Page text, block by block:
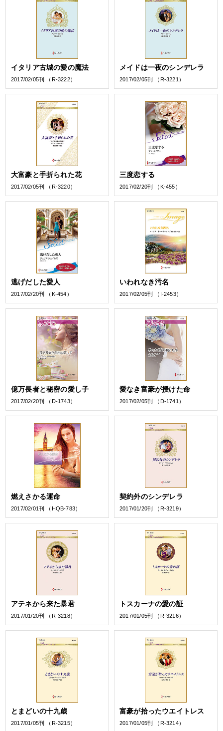
イタリア古城の愛の魔法
2017/02/05刊 （R-3222）
メイドは一夜のシンデレラ
2017/02/05刊 （R-3221）
大富豪と手折られた花
2017/02/05刊 （R-3220）
三度恋する
2017/02/20刊 （K-455）
逃げだした愛人
2017/02/20刊 （K-454）
いわれなき汚名
2017/02/05刊 （I-2453）
億万長者と秘密の愛し子
2017/02/20刊 （D-1743）
愛なき富豪が授けた命
2017/02/05刊 （D-1741）
燃えさかる運命
2017/02/01刊 （HQB-783）
契約外のシンデレラ
2017/01/20刊 （R-3219）
アテネから来た暴君
2017/01/20刊 （R-3218）
トスカーナの愛の証
2017/01/05刊 （R-3216）
とまどいの十九歳
2017/01/05刊 （R-3215）
富豪が拾ったウエイトレス
2017/01/05刊 （R-3214）